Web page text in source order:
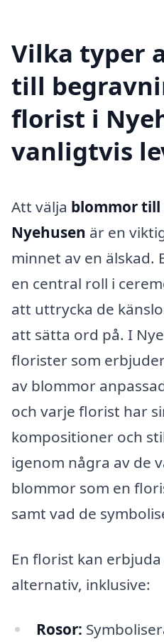
Vilka typer
till
florist i
vanligtvis
Att välja blommor till
Nyehusen är en
minnet av en älskad.
en central roll i
att uttrycka de
att sätta ord på. I
florister som
av blommor
och varje florist har
kompositioner och
igenom några av de
blommor som en
samt vad de
En florist kan
alternativ, inklusive:
Rosor: